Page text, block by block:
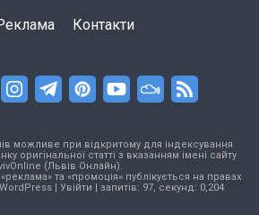
Контакти
можливе при відкритому для індексування
оригінальної статті з вказанням імені сайту
(Львів Онлайн).
та «промоція» публікується на правах
WordPress| Увійти | запитів: 97, секунд: 0,204